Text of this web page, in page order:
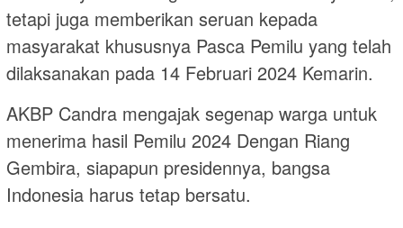
tetapi juga memberikan seruan kepada
masyarakat khususnya Pasca Pemilu yang telah
dilaksanakan pada 14 Februari 2024 Kemarin.
AKBP Candra mengajak segenap warga untuk
menerima hasil Pemilu 2024 Dengan Riang
Gembira, siapapun presidennya, bangsa
Indonesia harus tetap bersatu.